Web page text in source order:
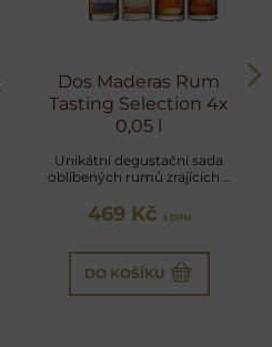
Dos Maderas Rum
Tasting Selection 4x
0,05 l
Unikátní degustační sada
oblíbených rumů zrajících v
469 Kč s DPH
DO KOŠÍKU